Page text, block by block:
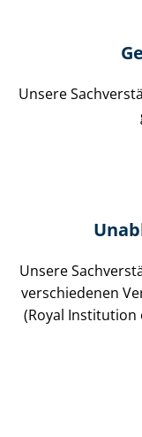
Unsere
Unsere
verschiedenen
(Royal Institution